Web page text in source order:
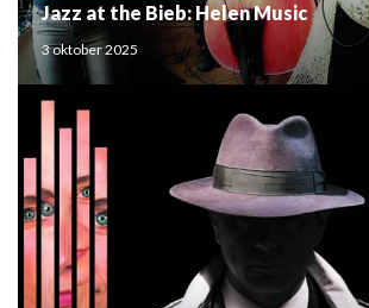
Jazz at the Bieb: Helen Music
3 oktober 2025